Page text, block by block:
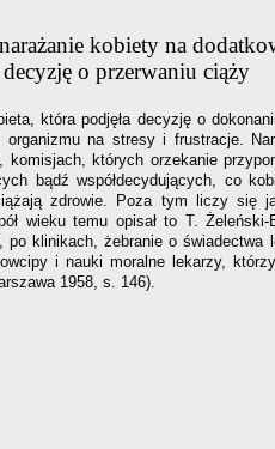
kobiety na
decyzję o przerwaniu ciąży
która podjęła decyzję o
na stresy i frustracje.
komisjach, których orzekanie
bądź współdecydujących, co
zdrowie. Poza tym liczy się
wieku temu opisał to T.
po klinikach, żebranie o
i nauki moralne lekarzy,
1958, s. 146).